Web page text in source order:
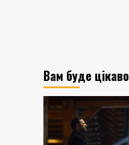
Вам буде цікаво